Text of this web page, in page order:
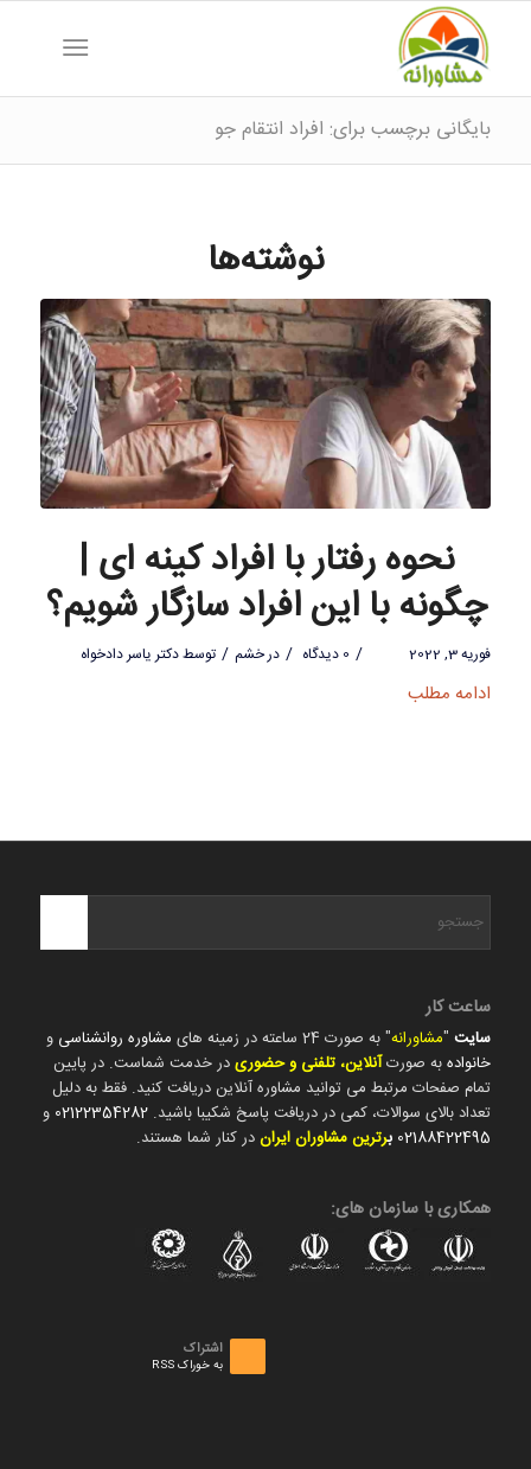
بایگانی برچسب برای: افراد انتقام جو
نوشته‌ها
نحوه رفتار با افراد کینه ای |
چگونه با این افراد سازگار شویم؟
فوریه 3, 2022 / 0 دیدگاه / درخشم / توسطدکتر یاسر دادخواه
ادامه مطلب
ساعت کار
سایت"مشاورانه" به صورت 24 ساعته در زمینه های مشاوره روانشناسی و
خانوادهبه صورتآنلاین، تلفنی و حضوریدر خدمت شماست. در پایین
تمام صفحات مرتبط می توانید مشاوره آنلاین دریافت کنید. فقط به دلیل
تعداد بالای سوالات، کمی در دریافت پاسخ شکیبا باشید. 02122354282 و
02188422495 برترین مشاوران ایراندر کنار شما هستند.
همکاری با سازمان های:
اشتراک
به خوراک RSS